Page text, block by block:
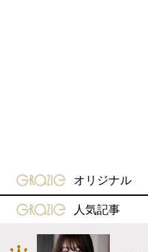
gravure-grazie
オリジナル
gravure-grazie
人気記事